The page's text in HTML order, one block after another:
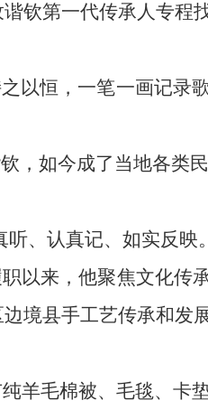
钦第一代传承人专程
以恒，一笔一画记录
如今成了当地各类
、认真记、如实反映
以来，他聚焦文化传
境县手工艺传承和发
羊毛棉被、毛毯、卡